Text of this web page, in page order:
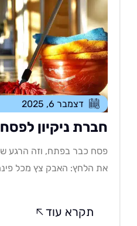
דצמבר 6, 2025
ניקיון לפסח –
כבר בפתח, וזה הרגע שבו רובנו
הלחץ: האבק צץ מכל פינה,....
תקרא עוד